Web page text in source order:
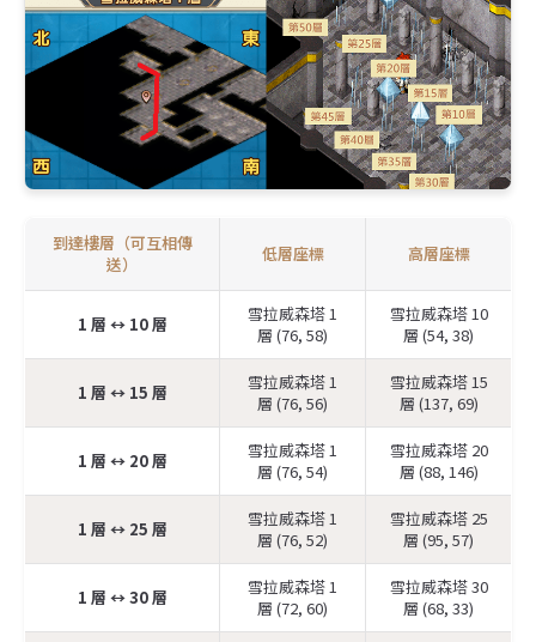
到達樓層（可互相傳
送）
低層座標 高層座標
1 層 ↔️ 10 層
雪拉威森塔 1
層 (76, 58)
雪拉威森塔 10
層 (54, 38)
1 層 ↔️ 15 層
雪拉威森塔 1
層 (76, 56)
雪拉威森塔 15
層 (137, 69)
1 層 ↔️ 20 層
雪拉威森塔 1
層 (76, 54)
雪拉威森塔 20
層 (88, 146)
1 層 ↔️ 25 層
雪拉威森塔 1
層 (76, 52)
雪拉威森塔 25
層 (95, 57)
1 層 ↔️ 30 層
雪拉威森塔 1
層 (72, 60)
雪拉威森塔 30
層 (68, 33)